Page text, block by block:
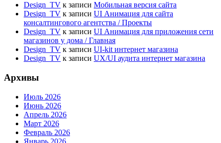
Design_TV к записи Мобильная версия сайта
Design_TV к записи UI Анимация для сайта
консалтингового агентства / Проекты
Design_TV к записи UI Анимация для приложения сети
магазинов у дома / Главная
Design_TV к записи UI-kit интернет магазина
Design_TV к записи UX/UI аудита интернет магазина
Архивы
Июль 2026
Июнь 2026
Апрель 2026
Март 2026
Февраль 2026
Январь 2026